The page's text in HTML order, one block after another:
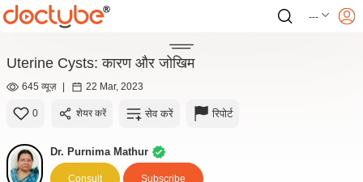
---
Uterine Cysts: कारण और जोखिम
645 व्यूज़ | 22 Mar, 2023
0 शेयर करें सेव करें रिपोर्ट
Dr. Purnima Mathur
Consult Subscribe